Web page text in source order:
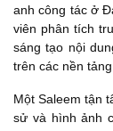
anh công tác ở
viên phân tích
sáng tạo nội
trên các nền tảng
Một Saleem tận
sử và hình ảnh